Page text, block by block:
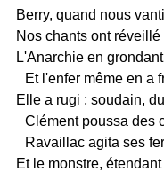
Berry, quand nous
Nos chants ont
L'Anarchie en
Et l'enfer même en a
Elle a rugi ; soudain,
Clément poussa des
Ravaillac agita ses
Et le monstre,